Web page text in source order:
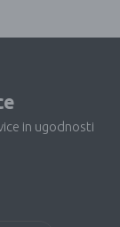
in ugodnosti